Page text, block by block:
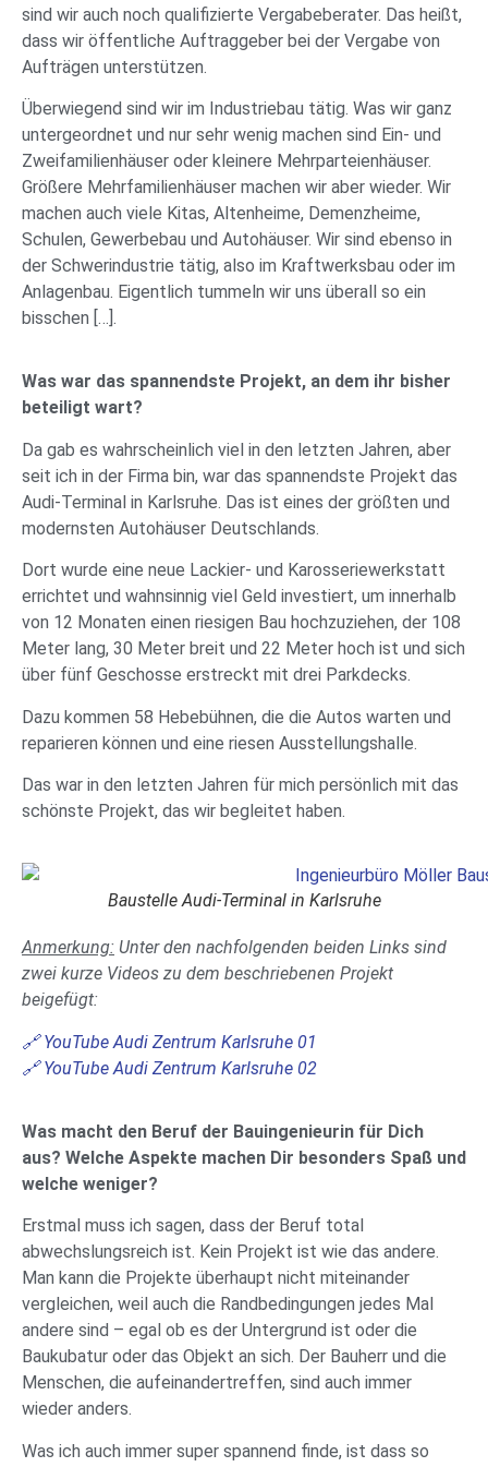
sind wir auch noch qualifizierte Vergabeberater. Das heißt,
dass wir öffentliche Auftraggeber bei der Vergabe von
Aufträgen unterstützen.
Überwiegend sind wir im Industriebau tätig. Was wir ganz
untergeordnet und nur sehr wenig machen sind Ein- und
Zweifamilienhäuser oder kleinere Mehrparteienhäuser.
Größere Mehrfamilienhäuser machen wir aber wieder. Wir
machen auch viele Kitas, Altenheime, Demenzheime,
Schulen, Gewerbebau und Autohäuser. Wir sind ebenso in
der Schwerindustrie tätig, also im Kraftwerksbau oder im
Anlagenbau. Eigentlich tummeln wir uns überall so ein
bisschen […].
Was war das spannendste Projekt, an dem ihr bisher
beteiligt wart?
Da gab es wahrscheinlich viel in den letzten Jahren, aber
seit ich in der Firma bin, war das spannendste Projekt das
Audi-Terminal in Karlsruhe. Das ist eines der größten und
modernsten Autohäuser Deutschlands.
Dort wurde eine neue Lackier- und Karosseriewerkstatt
errichtet und wahnsinnig viel Geld investiert, um innerhalb
von 12 Monaten einen riesigen Bau hochzuziehen, der 108
Meter lang, 30 Meter breit und 22 Meter hoch ist und sich
über fünf Geschosse erstreckt mit drei Parkdecks.
Dazu kommen 58 Hebebühnen, die die Autos warten und
reparieren können und eine riesen Ausstellungshalle.
Das war in den letzten Jahren für mich persönlich mit das
schönste Projekt, das wir begleitet haben.
Baustelle Audi-Terminal in Karlsruhe
Anmerkung: Unter den nachfolgenden beiden Links sind
zwei kurze Videos zu dem beschriebenen Projekt
beigefügt:
🔗 YouTube Audi Zentrum Karlsruhe 01
🔗 YouTube Audi Zentrum Karlsruhe 02
Was macht den Beruf der Bauingenieurin für Dich
aus? Welche Aspekte machen Dir besonders Spaß und
welche weniger?
Erstmal muss ich sagen, dass der Beruf total
abwechslungsreich ist. Kein Projekt ist wie das andere.
Man kann die Projekte überhaupt nicht miteinander
vergleichen, weil auch die Randbedingungen jedes Mal
andere sind – egal ob es der Untergrund ist oder die
Baukubatur oder das Objekt an sich. Der Bauherr und die
Menschen, die aufeinandertreffen, sind auch immer
wieder anders.
Was ich auch immer super spannend finde, ist dass so